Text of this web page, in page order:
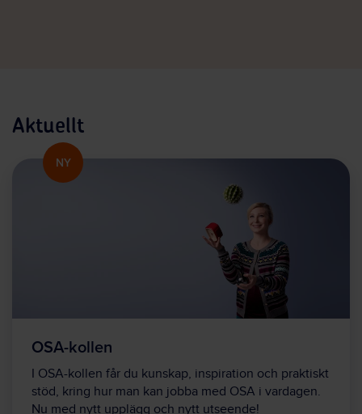
Aktuellt
NY
OSA-kollen
I OSA-kollen får du kunskap, inspiration och praktiskt
stöd, kring hur man kan jobba med OSA i vardagen.
Nu med nytt upplägg och nytt utseende!